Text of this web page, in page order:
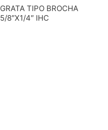
GRATA TIPO BROCHA
5/8″X1/4″ IHC